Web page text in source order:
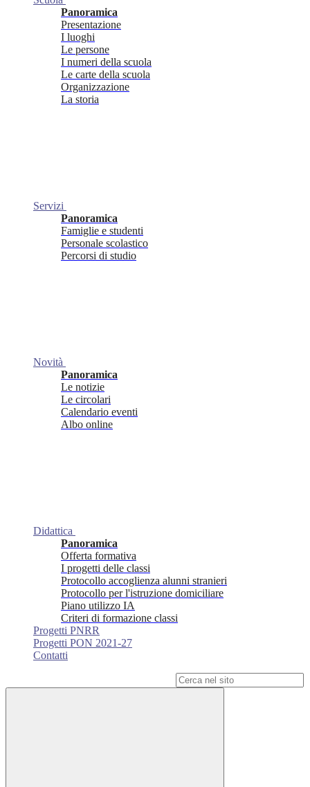
Panoramica
Presentazione
I luoghi
Le persone
I numeri della scuola
Le carte della scuola
Organizzazione
La storia
Servizi
Panoramica
Famiglie e studenti
Personale scolastico
Percorsi di studio
Novità
Panoramica
Le notizie
Le circolari
Calendario eventi
Albo online
Didattica
Panoramica
Offerta formativa
I progetti delle classi
Protocollo accoglienza alunni stranieri
Protocollo per l'istruzione domiciliare
Piano utilizzo IA
Criteri di formazione classi
Progetti PNRR
Progetti PON 2021-27
Contatti